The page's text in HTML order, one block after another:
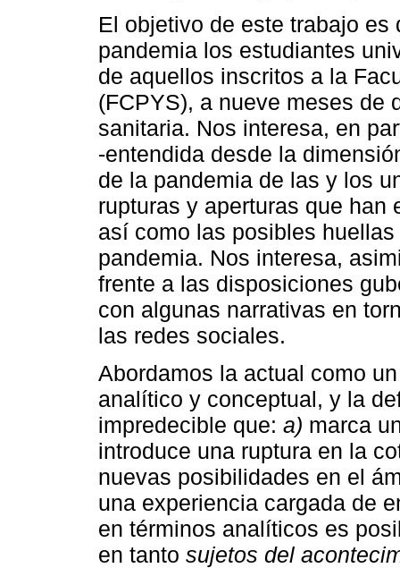
El objetivo de este trabajo
pandemia los estudiantes
de aquellos inscritos a la
(FCPYS), a nueve meses de
sanitaria. Nos interesa, en
-entendida desde la
de la pandemia de las y los
rupturas y aperturas que han
así como las posibles
pandemia. Nos interesa,
frente a las disposiciones
con algunas narrativas en
las redes sociales.
Abordamos la actual como
analítico y conceptual, y la
impredecible que: a) marca
introduce una ruptura en la
nuevas posibilidades en el
una experiencia cargada de
en términos analíticos es
en tanto sujetos del